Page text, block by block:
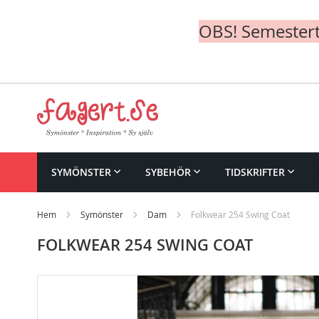
OBS!
Content
SYMÖNSTER SYBEHÖR TIDSKRIFTER
Hem Symönster Dam Folkwear 254 Swing Coat
FOLKWEAR 254 SWING COAT